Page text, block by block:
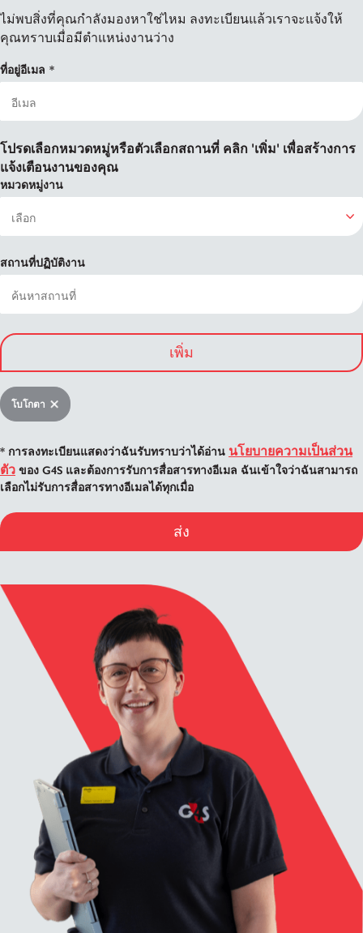
ไม่พบสิ่งที่คุณกำลังมองหาใช่ไหม ลงทะเบียนแล้วเราจะแจ้งให้
คุณทราบเมื่อมีตำแหน่งงานว่าง
ที่อยู่อีเมล
โปรดเลือกหมวดหมู่หรือตัวเลือกสถานที่ คลิก 'เพิ่ม' เพื่อสร้างการ
แจ้งเตือนงานของคุณ
หมวดหมู่งาน
สถานที่ปฏิบัติงาน
เพิ่ม
โบโกตา
* การลงทะเบียนแสดงว่าฉันรับทราบว่าได้อ่าน นโยบายความเป็นส่วน
ตัว ของ G4S และต้องการรับการสื่อสารทางอีเมล ฉันเข้าใจว่าฉันสามารถ
เลือกไม่รับการสื่อสารทางอีเมลได้ทุกเมื่อ
ส่ง